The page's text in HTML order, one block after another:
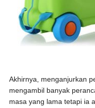
Akhirnya, menganjurkan
mengambil banyak
masa yang lama tetapi ia